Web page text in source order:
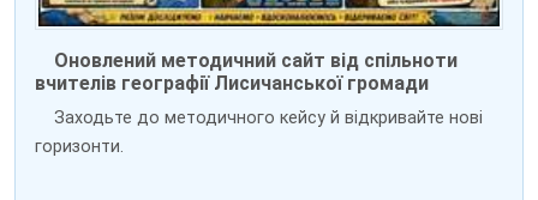
Оновлений методичний сайт від спільноти
вчителів географії Лисичанської громади
Заходьте до методичного кейсу й відкривайте нові
горизонти.